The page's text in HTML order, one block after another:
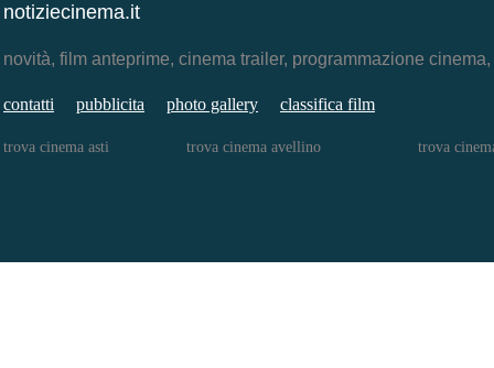
notiziecinema.it
novità, film anteprime, cinema trailer, programmazione
contatti pubblicita photo gallery classifica film
trova cinema asti trova cinema avellino trova